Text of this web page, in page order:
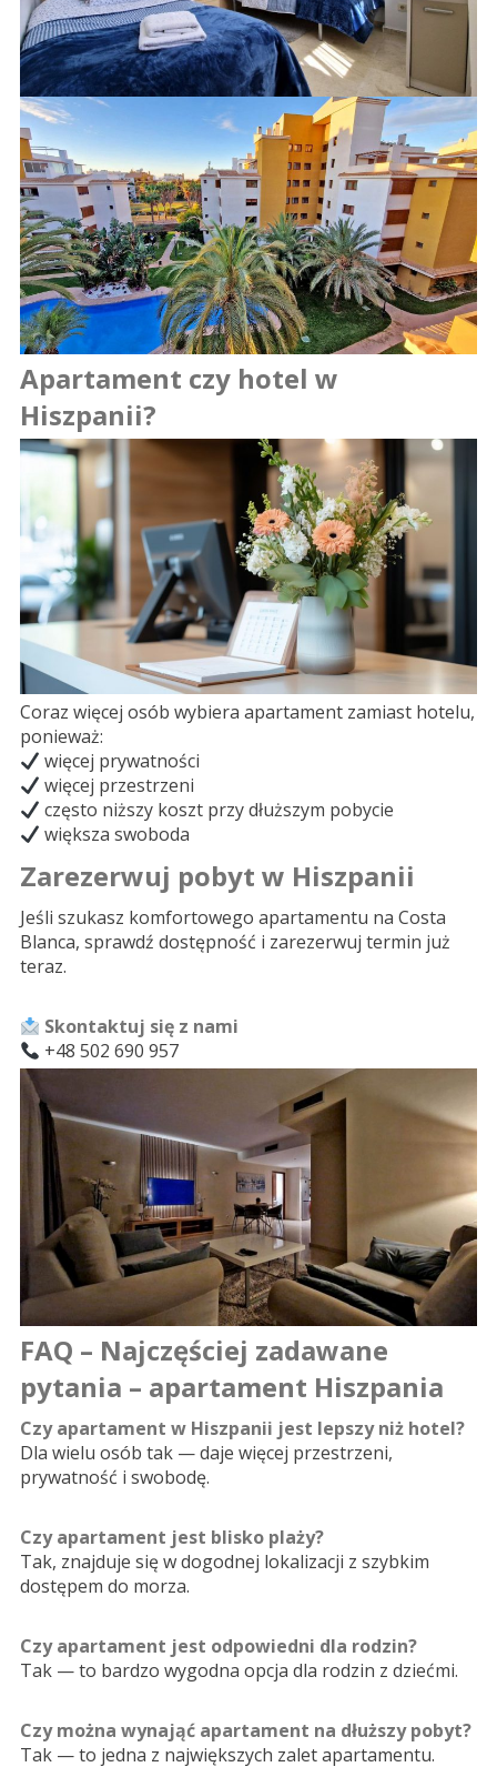
Apartament czy hotel w
Hiszpanii?
Coraz więcej osób wybiera apartament zamiast hotelu,
ponieważ:
więcej prywatności
więcej przestrzeni
często niższy koszt przy dłuższym pobycie
większa swoboda
Zarezerwuj pobyt w Hiszpanii
Jeśli szukasz komfortowego apartamentu na Costa
Blanca, sprawdź dostępność i zarezerwuj termin już
teraz.
Skontaktuj się z nami
+48 502 690 957
FAQ – Najczęściej zadawane
pytania – apartament Hiszpania
Czy apartament w Hiszpanii jest lepszy niż hotel?
Dla wielu osób tak — daje więcej przestrzeni,
prywatność i swobodę.
Czy apartament jest blisko plaży?
Tak, znajduje się w dogodnej lokalizacji z szybkim
dostępem do morza.
Czy apartament jest odpowiedni dla rodzin?
Tak — to bardzo wygodna opcja dla rodzin z dziećmi.
Czy można wynająć apartament na dłuższy pobyt?
Tak — to jedna z największych zalet apartamentu.